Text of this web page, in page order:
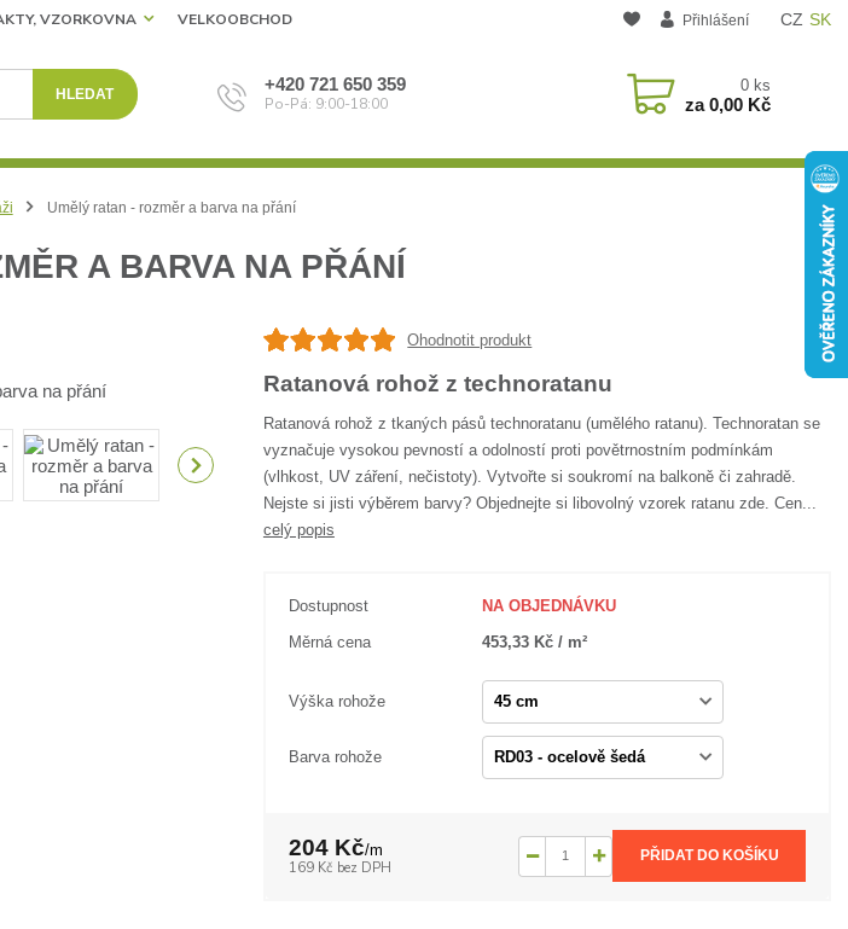
CZ SK
VZORKOVNA VELKOOBCHOD Přihlášení
HLEDAT +420 721 650 359
Po-Pá: 9:00-18:00
0 ks
za0,00 Kč
Umělý ratan - rozměr a barva na přání
A BARVA NA PŘÁNÍ
Ohodnotit produkt
Ratanová rohož z technoratanu
Ratanová rohož z tkaných pásů technoratanu (umělého ratanu). Technoratan se
vyznačuje vysokou pevností a odolností proti povětrnostním podmínkám
(vlhkost, UV záření, nečistoty). Vytvořte si soukromí na balkoně či zahradě.
Nejste si jisti výběrem barvy? Objednejte si libovolný vzorek ratanu zde. Cen...
celý popis
Dostupnost NA OBJEDNÁVKU
Měrná cena 453,33 Kč / m²
Výška rohože
Barva rohože
204 Kč/m
169 Kč bez DPH
PŘIDAT DO KOŠÍKU